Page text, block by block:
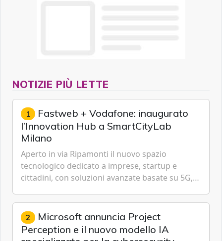
NOTIZIE PIÙ LETTE
1 Fastweb + Vodafone: inaugurato
l’Innovation Hub a SmartCityLab
Milano
Aperto in via Ripamonti il nuovo spazio
tecnologico dedicato a imprese, startup e
cittadini, con soluzioni avanzate basate su 5G,
Cybersecurity.
2 Microsoft annuncia Project
Perception e il nuovo modello IA